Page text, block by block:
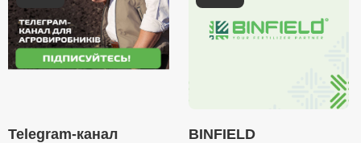
Telegram-канал
BINFIELD